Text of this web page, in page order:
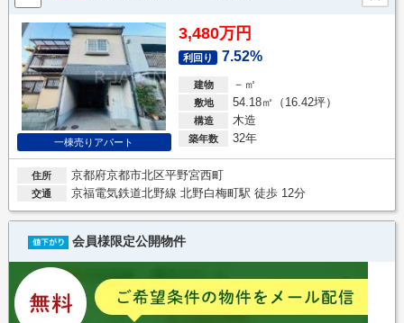
一棟売りアパート
3,480万円
利回り 7.52%
建物 －㎡
敷地 54.18㎡（16.42坪）
構造 木造
築年数 32年
住所 京都府京都市北区平野宮西町
交通 京福電気鉄道北野線 北野白梅町駅 徒歩 12分
会員様限定公開物件